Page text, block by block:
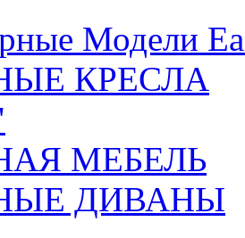
Модели
КРЕСЛА
МЕБЕЛЬ
ДИВАНЫ